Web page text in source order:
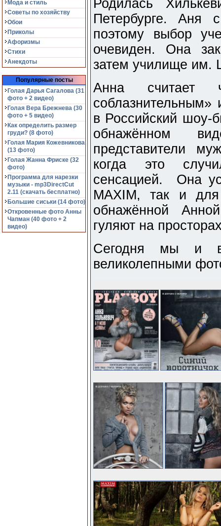
Мода и стиль
Советы по хозяйству
Обои
Приколы
Афоризмы
Стихи
Анекдоты
Популярные посты
Голая Дарья Сагалова (31
фото + 2 видео)
Голая Вера Брежнева (30
фото + 5 видео)
Как определить размер
груди? (8 фото)
Голая Мария Кожевникова
(13 фото)
Голая Жанна Фриске (32
фото)
Программа для нарезки
музыки - mp3DirectCut
2.11 (cкачать бесплатно)
Большие сиськи (14 фото)
Откровенные фото Анны
Чапман (40 фото + 2
видео)
Родилась
Петербурге. Аня
поэтому выбор
очевиден. Она
затем училище им.
Анна считает
в Российский шоу-
обнажённом
представители
когда это
сенсацией. Она
MAXIM, так и
обнажённой
гуляют на
Сегодня мы и
великолепными